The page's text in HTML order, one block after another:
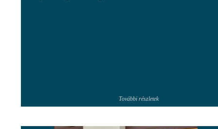
További részletek